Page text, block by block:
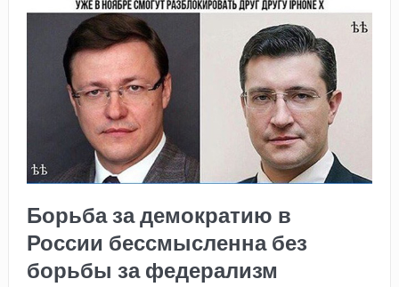
Борьба за демократию в
России бессмысленна без
борьбы за федерализм